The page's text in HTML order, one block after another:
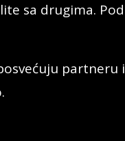
sa drugima.